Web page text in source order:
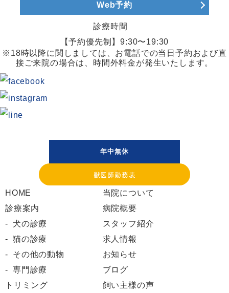
Web予約
診療時間
【予約優先制】9:30〜19:30
※18時以降に関しましては、お電話での当日予約および直
接ご来院の場合は、時間外料金が発生いたします。
年中無休
獣医師勤務表
HOME
診療案内
犬の診療
猫の診療
その他の動物
専門診療
トリミング
当院について
病院概要
スタッフ紹介
求人情報
お知らせ
ブログ
飼い主様の声